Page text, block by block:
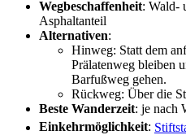
Wegbeschaffenheit: Wald-
Asphaltanteil
Alternativen:
Hinweg: Statt dem
Prälatenweg bleiben
Barfußweg gehen.
Rückweg: Über die
Beste Wanderzeit: je nach
Einkehrmöglichkeit: